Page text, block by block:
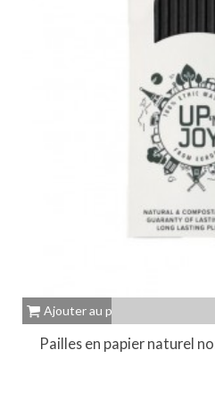
Ajouter au panier
Pailles en papier naturel